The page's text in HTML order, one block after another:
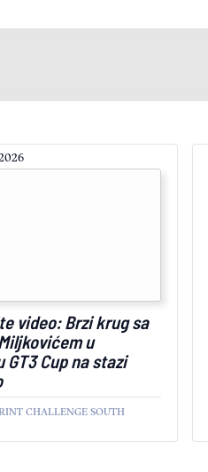
video: Brzi krug sa
u
GT3 Cup na stazi
CHALLENGE SOUTH